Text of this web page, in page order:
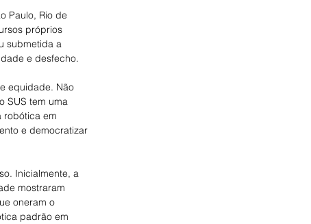
Paulo, Rio de
próprios
submetida a
e desfecho.
equidade. Não
SUS tem uma
robótica em
e democratizar
Inicialmente, a
mostraram
oneram o
padrão em